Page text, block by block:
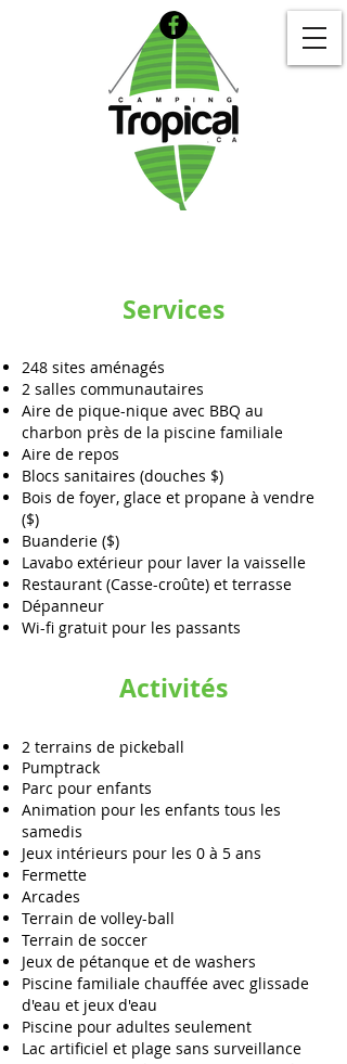
Services
248 sites aménagés
2 salles communautaires
Aire de pique-nique avec BBQ au
charbon près de la piscine familiale
Aire de repos
Blocs sanitaires (douches $)
Bois de foyer, glace et propane à vendre
($)
Buanderie ($)
Lavabo extérieur pour laver la vaisselle
Restaurant (Casse-croûte) et terrasse
Dépanneur
Wi-fi gratuit pour les passants
Activités
2 terrains de pickeball
Pumptrack
Parc pour enfants
Animation pour les enfants tous les
samedis
Jeux intérieurs pour les 0 à 5 ans
Fermette
Arcades
Terrain de volley-ball
Terrain de soccer
Jeux de pétanque et de washers
Piscine familiale chauffée avec glissade
d'eau et jeux d'eau
Piscine pour adultes seulement
Lac artificiel et plage sans surveillance